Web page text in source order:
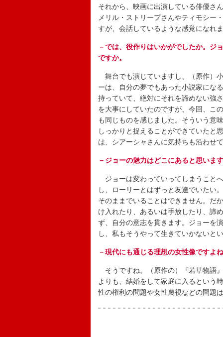
それから、映画に出演している俳優さ
メリル・ストリープさんやティモシー
すが、会話しているような感覚になれ
－では、役作りはいかがでしたか。ジ
ですか。
舞台でも演じていますし、（原作）
ーは、自分の夢でもあった小説家にな
持っていて、絶対にそれを諦めない強
を大事にしていたのですが、今回、こ
も同じものを感じました。そういう意
しっかりと捉えることができていたと
は、シアーシャさんに気持ちも沿わせ
－ジョーの魅力はどこにあると思いま
ジョーは変わっていってしまうこと
し、ローリーとはずっと友達でいたい
そのままでいることはできません。だ
け入れたり、あるいは手放したり、諦
ず、自分の意志を貫きます。ジョーを
し、私もそうやって生きていかないと
－現代にも通じる理想の女性像ですよ
そうですね。（原作の）『若草物語
よりも、結婚をして家庭に入るという
性の権利の問題や女性蔑視などの問題